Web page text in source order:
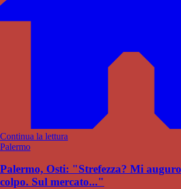
Continua la lettura
Palermo
Palermo, Osti: "Strefezza? Mi
colpo. Sul mercato..."